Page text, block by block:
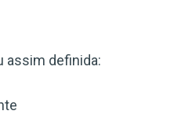
assim definida: